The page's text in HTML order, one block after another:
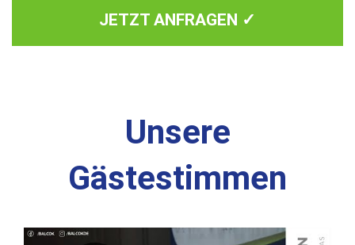
JETZT ANFRAGEN ✓
Unsere
Gästestimmen